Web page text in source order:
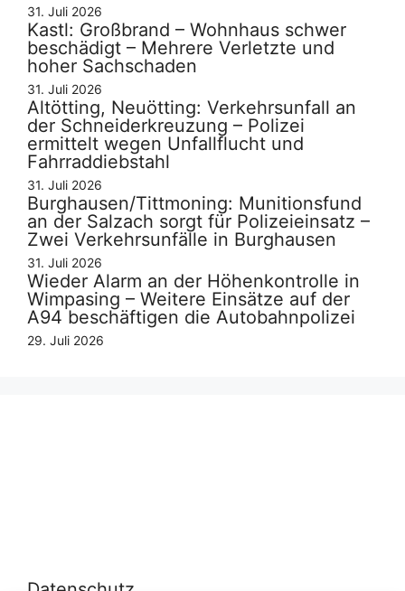
31. Juli 2026
Kastl: Großbrand – Wohnhaus schwer
beschädigt – Mehrere Verletzte und
hoher Sachschaden
31. Juli 2026
Altötting, Neuötting: Verkehrsunfall an
der Schneiderkreuzung – Polizei
ermittelt wegen Unfallflucht und
Fahrraddiebstahl
31. Juli 2026
Burghausen/Tittmoning: Munitionsfund
an der Salzach sorgt für Polizeieinsatz –
Zwei Verkehrsunfälle in Burghausen
31. Juli 2026
Wieder Alarm an der Höhenkontrolle in
Wimpasing – Weitere Einsätze auf der
A94 beschäftigen die Autobahnpolizei
29. Juli 2026